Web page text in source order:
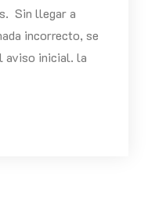
Sin llegar a
incorrecto, se
aviso inicial. la